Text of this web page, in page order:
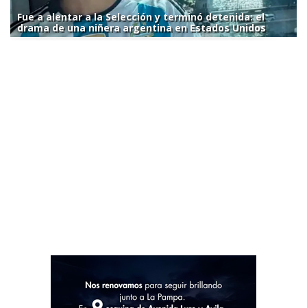
Fue a alentar a la Selección y terminó detenida: el
drama de una niñera argentina en Estados Unidos